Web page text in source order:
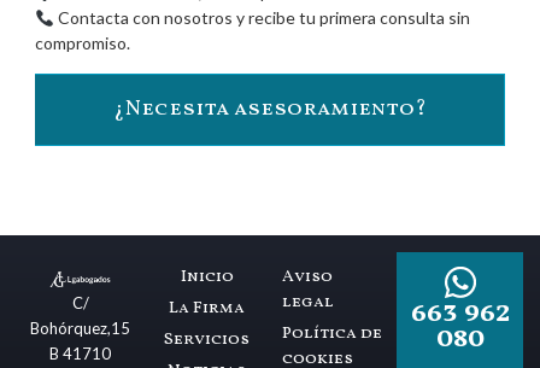
Contacta con nosotros y recibe tu primera consulta sin
compromiso.
¿Necesita asesoramiento?
C/
Bohórquez,15
B 41710
Inicio
La Firma
Servicios
Aviso
legal
Política de
cookies
663 962
080